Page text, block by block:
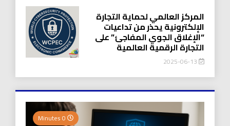
المركز العالمي لحماية التجارة
الإلكترونية يحذر من تداعيات
“الإغلاق الجوي المفاجئ” على
التجارة الرقمية العالمية
2025-06-13